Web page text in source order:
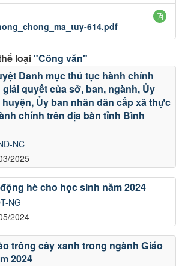
614.pdf
loại"Công văn"
NC
2025
Danh mục thủ tục hành chính
quyết của sở, ban, ngành, Ủy
Ủy ban nhân dân cấp xã thực
chính trên địa bàn tỉnh Bình
NG
2024
hè cho học sinh năm 2024
trồng cây xanh trong ngành Giáo
2024